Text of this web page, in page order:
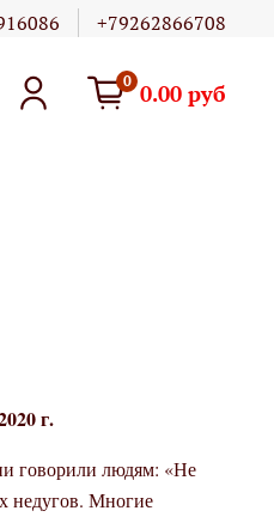
+79262866708
0 0.00 руб
г.
говорили людям: «Не
недугов. Многие